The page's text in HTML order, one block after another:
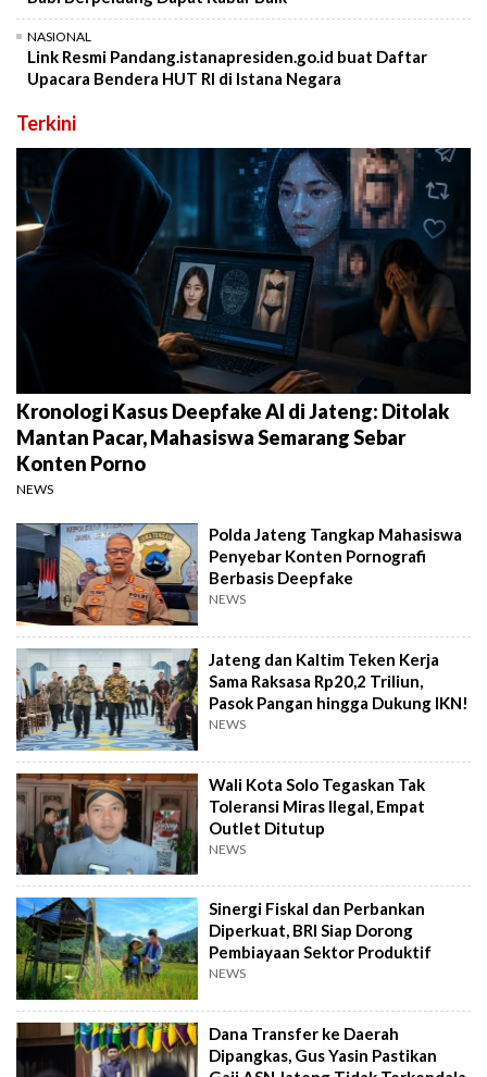
NASIONAL
Link Resmi Pandang.istanapresiden.go.id buat Daftar
Upacara Bendera HUT RI di Istana Negara
Terkini
Kronologi Kasus Deepfake AI di Jateng: Ditolak
Mantan Pacar, Mahasiswa Semarang Sebar
Konten Porno
NEWS
Polda Jateng Tangkap Mahasiswa
Penyebar Konten Pornografi
Berbasis Deepfake
NEWS
Jateng dan Kaltim Teken Kerja
Sama Raksasa Rp20,2 Triliun,
Pasok Pangan hingga Dukung IKN!
NEWS
Wali Kota Solo Tegaskan Tak
Toleransi Miras Ilegal, Empat
Outlet Ditutup
NEWS
Sinergi Fiskal dan Perbankan
Diperkuat, BRI Siap Dorong
Pembiayaan Sektor Produktif
NEWS
Dana Transfer ke Daerah
Dipangkas, Gus Yasin Pastikan